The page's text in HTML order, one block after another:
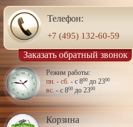
Телефон:
+7 (495) 132-60-59
Заказать обратный звонок
Режим работы:
пн. - сб. - с 800до 2300
вс. - с 800до 2300
Корзина